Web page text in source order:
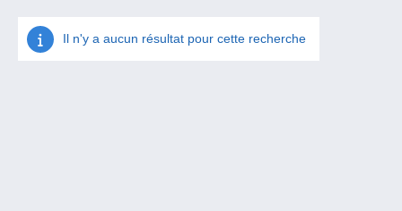
Il n'y a aucun résultat pour cette recherche